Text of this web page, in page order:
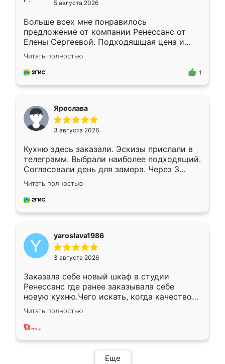
5 августа 2026
Больше всех мне понравилось
предложение от компании Ренессанс от
Елены Сергеевой. Подходяшщая цена и
короткие сроки изготовления. Приехавший
для замера сотрудник Владислав
предложил по моему эскизу самый
Читать полностью
1
Ярослава
3 августа 2026
Кухню здесь заказали. Эскизы прислали в
телеграмм. Выбрали наиболее подходящий.
Согласовали день для замера. Через 3
недели кухня была уже готова. Остались
довольны работой. Спасибо Ренессанс
мебель за качественную работу!
Читать полностью
yaroslava1986
3 августа 2026
Заказала себе новый шкаф в студии
Ренессанс где ранее заказывала себе
новую кухню.Чего искать, когда качеством
вполне довольна. Служит кухня уже почти
два года, нареканий нет.
Читать полностью
Еще